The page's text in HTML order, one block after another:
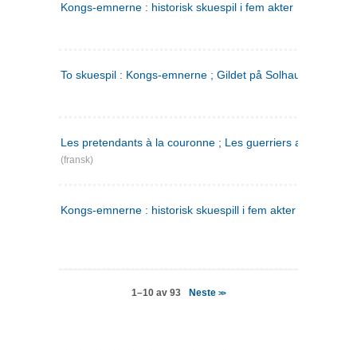
Kongs-emnerne : historisk skuespil i fem akter
To skuespil : Kongs-emnerne ; Gildet på Solhaug
Les pretendants à la couronne ; Les guerriers a Helgeland
(fransk)
Kongs-emnerne : historisk skuespill i fem akter
1–10 av 93 Neste>>